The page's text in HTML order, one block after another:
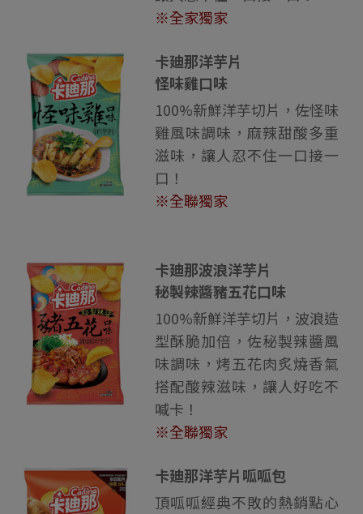
※全家獨家
卡廸那洋芋片
怪味雞口味
100%新鮮洋芋切片，佐怪味
雞風味調味，麻辣甜酸多重
滋味，讓人忍不住一口接一
口！
※全聯獨家
卡廸那波浪洋芋片
秘製辣醬豬五花口味
100%新鮮洋芋切片，波浪造
型酥脆加倍，佐秘製辣醬風
味調味，烤五花肉炙燒香氣
搭配酸辣滋味，讓人好吃不
喊卡！
※全聯獨家
卡廸那洋芋片呱呱包
頂呱呱經典不敗的熱銷點心